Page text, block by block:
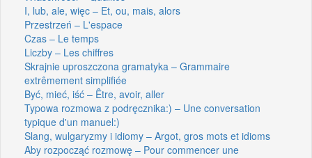
I, lub, ale, więc – Et, ou, mais, alors
Przestrzeń – L'espace
Czas – Le temps
Liczby – Les chiffres
Skrajnie uproszczona gramatyka – Grammaire
extrêmement simplifiée
Być, mieć, iść – Être, avoir, aller
Typowa rozmowa z podręcznika:) – Une conversation
typique d'un manuel:)
Slang, wulgaryzmy i idiomy – Argot, gros mots et idioms
Aby rozpocząć rozmowę – Pour commencer une